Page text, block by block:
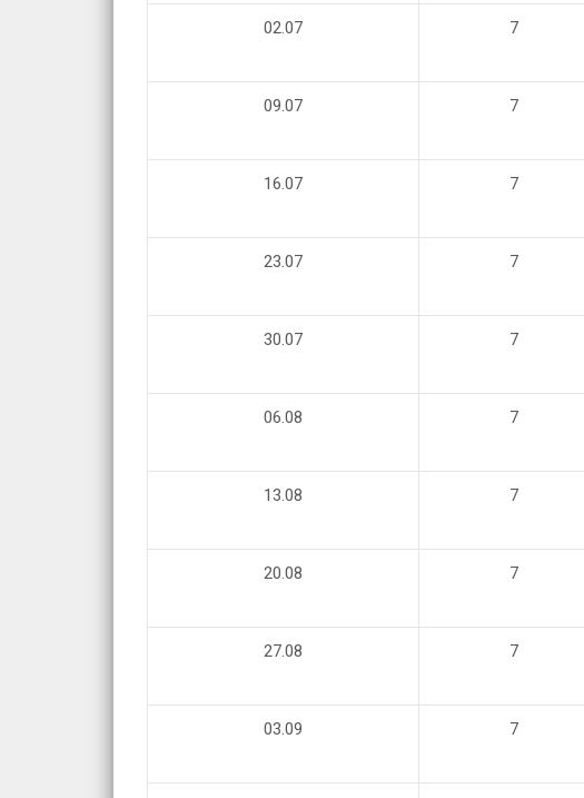
02.07 7
09.07 7
16.07 7
23.07 7
30.07 7
06.08 7
13.08 7
20.08 7
27.08 7
03.09 7